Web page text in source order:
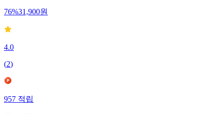
76%31,900원
4.0
(2)
957적립